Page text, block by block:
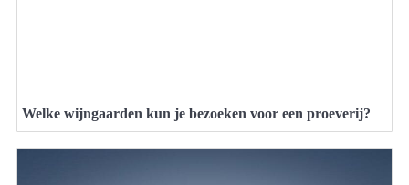
Welke wijngaarden kun je bezoeken voor een proeverij?